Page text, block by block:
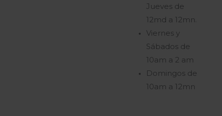
Jueves de
12md a 12mn.
Viernes y
Sábados de
10am a 2 am
Domingos de
10am a 12mn